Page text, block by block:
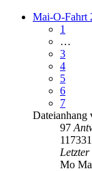
Mai-O-Fahrt
1
…
3
4
5
6
7
Dateianhang
97
117331
Mo